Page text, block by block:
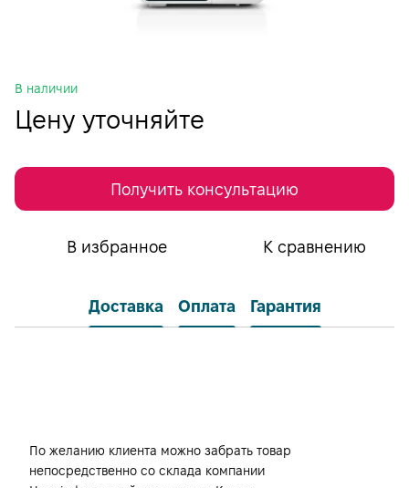
В наличии
Цену уточняйте
Получить консультацию
В избранное К сравнению
Доставка Оплата Гарантия
По желанию клиента можно забрать товар
непосредственно со склада компании